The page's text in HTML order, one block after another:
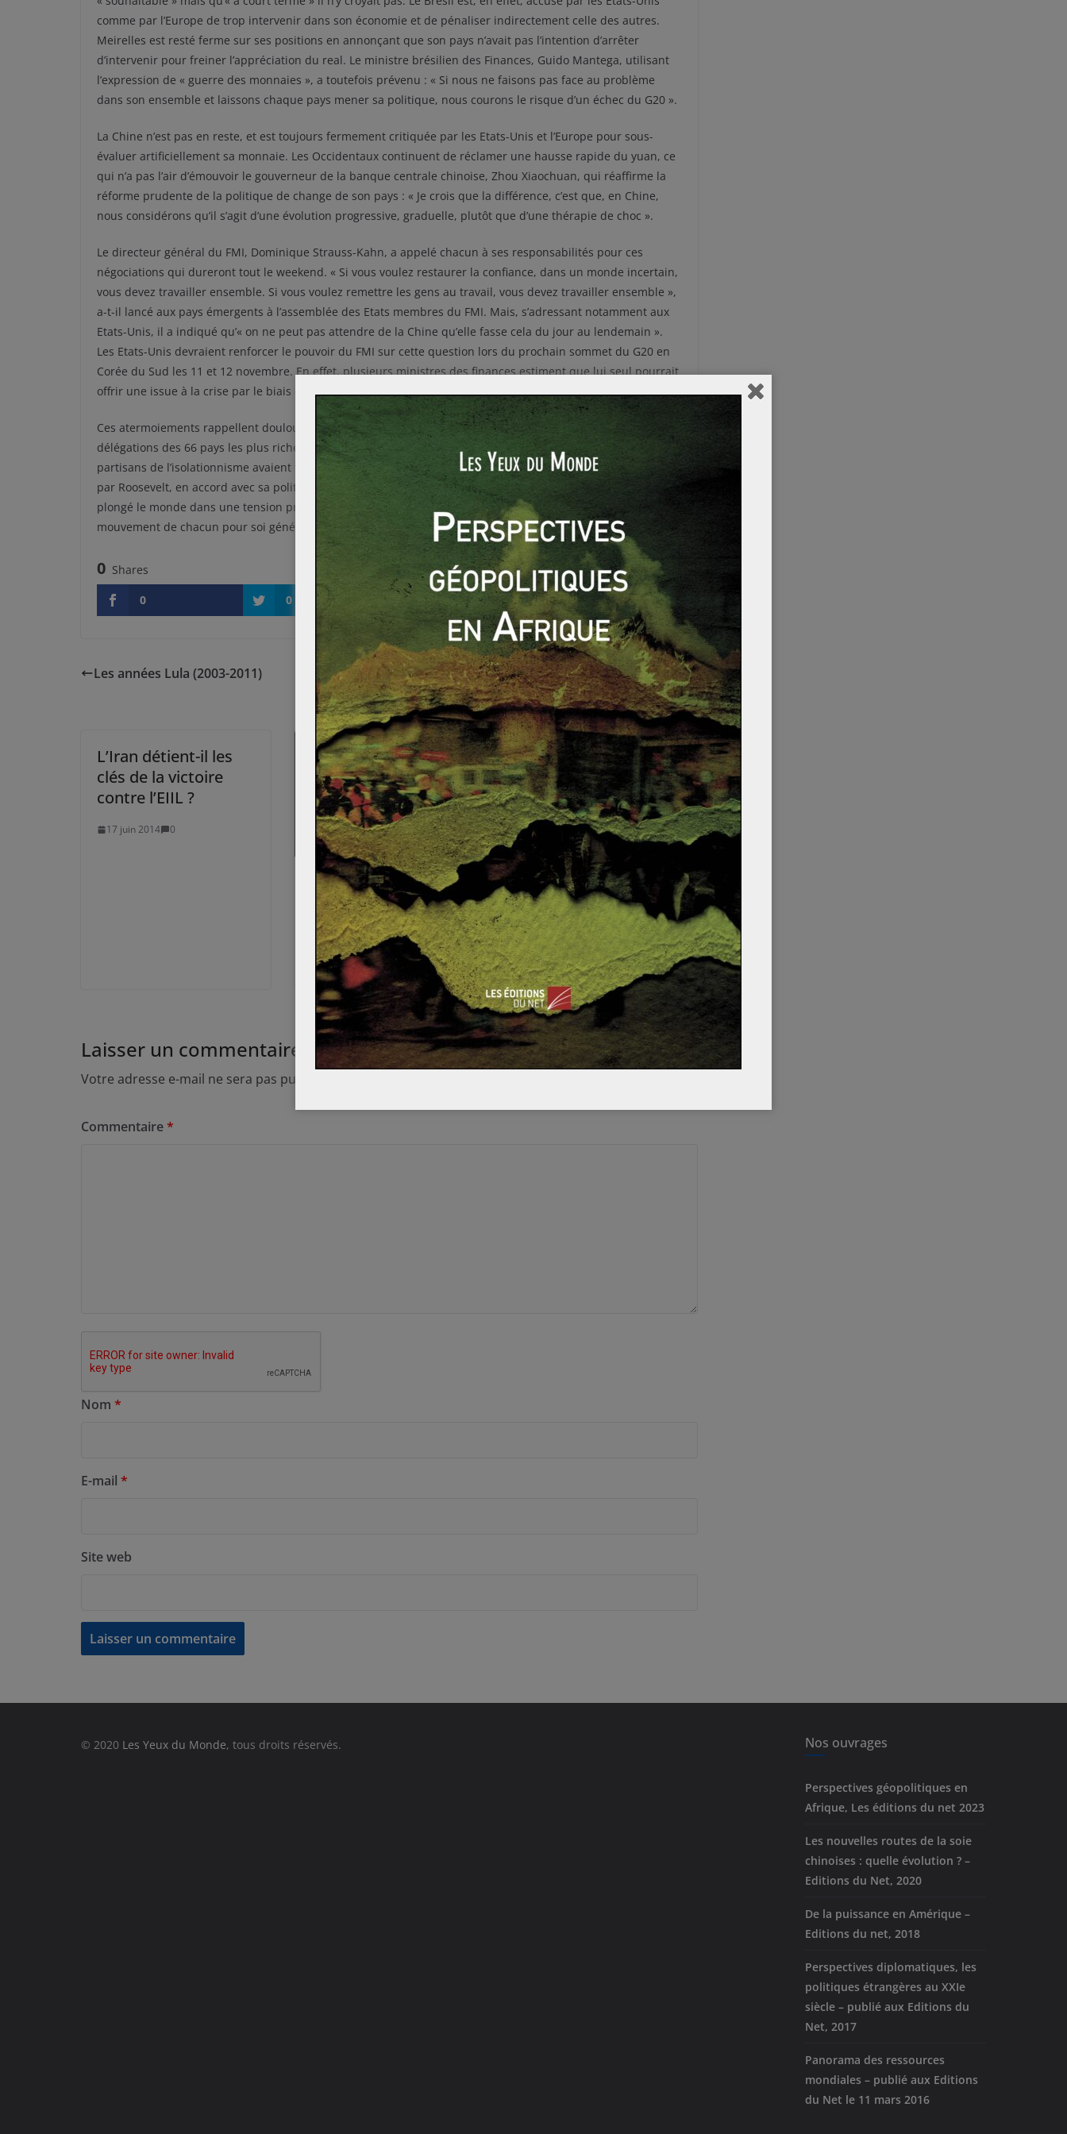
comme par l’Europe de trop intervenir dans son économie et de pénaliser indirectement celle des autres.
Meirelles est resté ferme sur ses positions en annonçant que son pays n’avait pas l’intention d’arrêter
d’intervenir pour freiner l’appréciation du real. Le ministre brésilien des Finances, Guido Mantega, utilisant
l’expression de « guerre des monnaies », a toutefois prévenu : « Si nous ne faisons pas face au problème
dans son ensemble et laissons chaque pays mener sa politique, nous courons le risque d’un échec du G20 ».
La Chine n’est pas en reste, et est toujours fermement critiquée par les Etats-Unis et l’Europe pour sous-
évaluer artificiellement sa monnaie. Les Occidentaux continuent de réclamer une hausse rapide du yuan, ce
qui n’a pas l’air d’émouvoir le gouverneur de la banque centrale chinoise, Zhou Xiaochuan, qui réaffirme la
réforme prudente de la politique de change de son pays : « Je crois que la différence, c’est que, en Chine,
nous considérons qu’il s’agit d’une évolution progressive, graduelle, plutôt que d’une thérapie de choc ».
Le directeur général du FMI, Dominique Strauss-Kahn, a appelé chacun à ses responsabilités pour ces
négociations qui dureront tout le weekend. « Si vous voulez restaurer la confiance, dans un monde incertain,
vous devez travailler ensemble. Si vous voulez remettre les gens au travail, vous devez travailler ensemble »,
a-t-il lancé aux pays émergents à l’assemblée des Etats membres du FMI. Mais, s’adressant notamment aux
Etats-Unis, il a indiqué qu’« on ne peut pas attendre de la Chine qu’elle fasse cela du jour au lendemain ».
Les Etats-Unis devraient renforcer le pouvoir du FMI sur cette question lors du prochain sommet du G20 en
Corée du Sud les 11 et 12 novembre. En effet, plusieurs ministres des finances estiment que lui seul pourrait
offrir une issue à la crise par le biais du renforcement de ses procédures de surveillance des changes.
Ces atermoiements rappellent douloureusement la Conférence de Londres en 1933 lors de laquelle les
délégations des 66 pays les plus riches de l’époque avaient cherché une issue à la crise mondiale. Les
partisans de l’isolationnisme avaient fini par l’emporter avec la fermeture économique des Etats-Unis décidée
par Roosevelt, en accord avec sa politique de New Deal, qui avait poussé les autres à faire de même et ainsi
plongé le monde dans une tension protectionniste grandissante. Le fiasco de la Conférence, dû à un
mouvement de chacun pour soi général, semble devoir se répéter. Avec les mêmes conséquences ?
0 Shares
0
0 0
Les années Lula (2003-2011)
Les pays arabes, futurs investisseurs en Afrique
?
L’Iran détient-il les
clés de la victoire
contre l’EIIL ?
17 juin 2014 0
Argentine : l’année
tourmentée de
Mauricio Macri
21 septembre 2016 0
Bénin : après l’orage,
le déluge ?
17 mai 2019 0
Laisser un commentaire
Votre adresse e-mail ne sera pas publiée.
Commentaire*
Nom *
E-mail *
Site web
© 2020 Les Yeux du Monde, tous droits réservés. Nos ouvrages
Perspectives géopolitiques en
Afrique, Les éditions du net 2023
Les nouvelles routes de la soie
chinoises : quelle évolution ? –
Editions du Net, 2020
De la puissance en Amérique –
Editions du net, 2018
Perspectives diplomatiques, les
politiques étrangères au XXIe
siècle – publié aux Editions du
Net, 2017
Panorama des ressources
mondiales – publié aux Editions
du Net le 11 mars 2016